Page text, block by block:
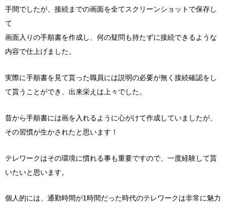
手間でしたが、接続までの画面を全てスクリーンショットで保存し
て
画面入りの手順書を作成し、何の疑問も持たずに接続できるような
内容で仕上げました。
実際に手順書を見て貰った職員には説明の必要が無く接続確認をし
て貰うことができ、出来栄えは上々でした。
昔から手順書には画を入れるように心がけて作成していましたが、
その習慣が生かされたと思います！
テレワークはその環境に慣れる事も重要ですので、一度経験して貰
いたいと思います。
個人的には、通勤時間が1時間だった時代のテレワークは非常に魅力